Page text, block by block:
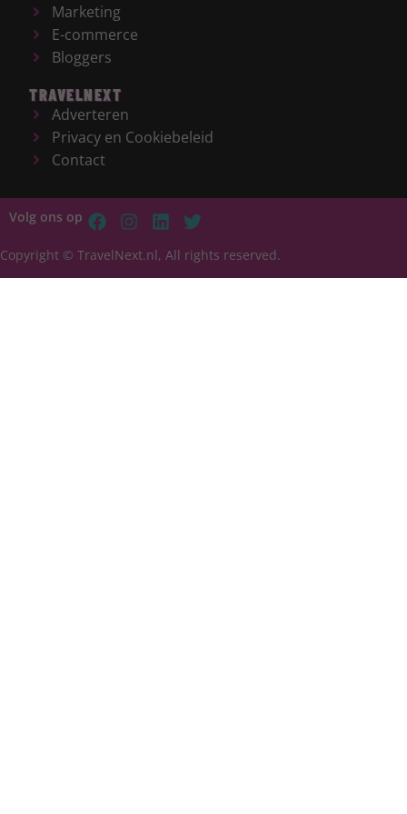
Marketing
E-commerce
Bloggers
TRAVELNEXT
Adverteren
Privacy en Cookiebeleid
Contact
Volg ons op
Copyright © TravelNext.nl, All rights reserved.